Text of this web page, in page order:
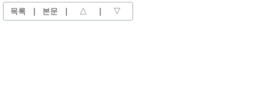
목록 본문 △ ▽